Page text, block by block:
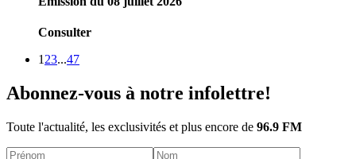
Consulter
1 23...47
Abonnez-vous à notre infolettre!
Toute l'actualité, les exclusivités et plus encore de 96.9 FM